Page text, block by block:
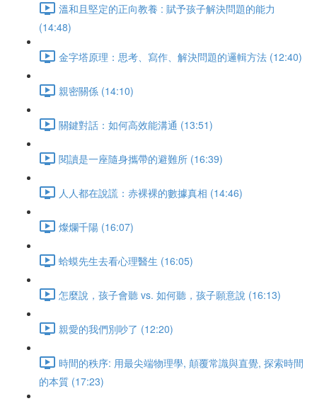
溫和且堅定的正向教養 : 賦予孩子解決問題的能力
(14:48)
金字塔原理：思考、寫作、解決問題的邏輯方法 (12:40)
親密關係 (14:10)
關鍵對話：如何高效能溝通 (13:51)
閱讀是一座隨身攜帶的避難所 (16:39)
人人都在說謊：赤裸裸的數據真相 (14:46)
燦爛千陽 (16:07)
蛤蟆先生去看心理醫生 (16:05)
怎麼說，孩子會聽 vs. 如何聽，孩子願意說 (16:13)
親愛的我們別吵了 (12:20)
時間的秩序: 用最尖端物理學, 顛覆常識與直覺, 探索時間
的本質 (17:23)